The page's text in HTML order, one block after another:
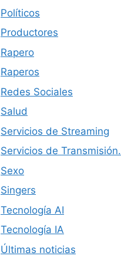
Políticos
Productores
Rapero
Raperos
Redes Sociales
Salud
Servicios de Streaming
Servicios de Transmisión.
Sexo
Singers
Tecnología AI
Tecnología IA
Últimas noticias